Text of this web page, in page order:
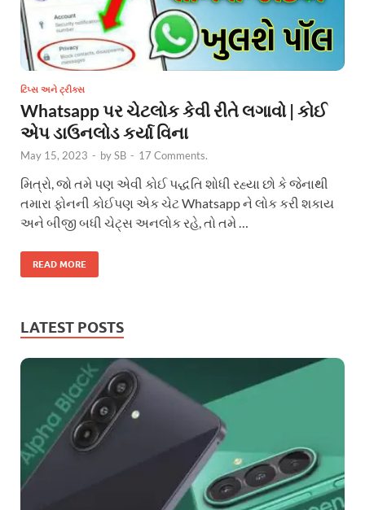
ટિપ્સ અને ટ્રીક્સ
Whatsapp પર ચેટલોક કેવી રીતે લગાવો | કોઈ
એપ ડાઉનલોડ કર્યા વિના
May 15, 2023 - bySB - 17 Comments.
મિત્રો, જો તમે પણ એવી કોઈ પદ્ધતિ શોધી રહ્યા છો કે જેનાથી
તમારા ફોનની કોઈપણ એક ચેટ Whatsapp ને લોક કરી શકાય
અને બીજી બધી ચેટ્સ અનલોક રહે, તો તમે …
READ MORE
LATEST POSTS